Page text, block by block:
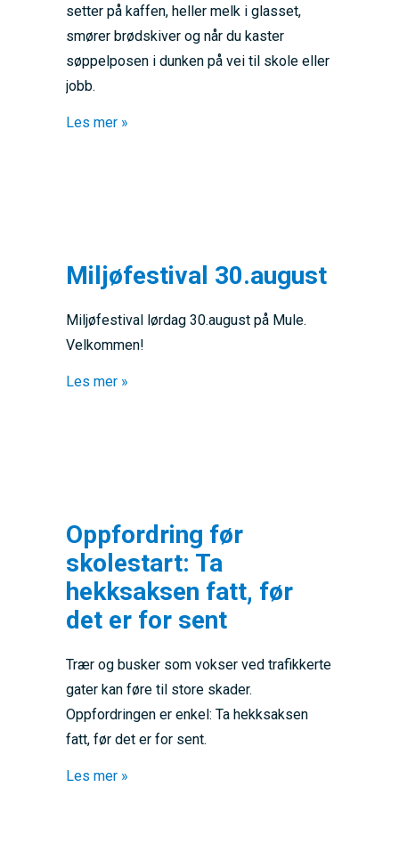
setter på kaffen, heller melk i glasset,
smører brødskiver og når du kaster
søppelposen i dunken på vei til skole eller
jobb.
Les mer »
Miljøfestival 30.august
Miljøfestival lørdag 30.august på Mule.
Velkommen!
Les mer »
Oppfordring før
skolestart: Ta
hekksaksen fatt, før
det er for sent
Trær og busker som vokser ved trafikkerte
gater kan føre til store skader.
Oppfordringen er enkel: Ta hekksaksen
fatt, før det er for sent.
Les mer »